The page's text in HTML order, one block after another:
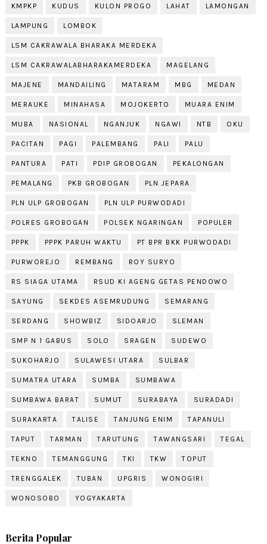
KMPKP KUDUS KULON PROGO LAHAT LAMONGAN
LAMPUNG LOMBOK
LSM CAKRAWALA BHARAKA MERDEKA
LSM CAKRAWALABHARAKAMERDEKA MAGELANG
MAJENE MANDAILING MATARAM MBG MEDAN
MERAUKE MINAHASA MOJOKERTO MUARA ENIM
MUBA NASIONAL NGANJUK NGAWI NTB OKU
PACITAN PAGI PALEMBANG PALI PALU
PANTURA PATI PDIP GROBOGAN PEKALONGAN
PEMALANG PKB GROBOGAN PLN JEPARA
PLN ULP GROBOGAN PLN ULP PURWODADI
POLRES GROBOGAN POLSEK NGARINGAN POPULER
PPPK PPPK PARUH WAKTU PT BPR BKK PURWODADI
PURWOREJO REMBANG ROY SURYO
RS SIAGA UTAMA RSUD KI AGENG GETAS PENDOWO
SAYUNG SEKDES ASEMRUDUNG SEMARANG
SERDANG SHOWBIZ SIDOARJO SLEMAN
SMP N 1 GABUS SOLO SRAGEN SUDEWO
SUKOHARJO SULAWESI UTARA SULBAR
SUMATRA UTARA SUMBA SUMBAWA
SUMBAWA BARAT SUMUT SURABAYA SURADADI
SURAKARTA TALISE TANJUNG ENIM TAPANULI
TAPUT TARMAN TARUTUNG TAWANGSARI TEGAL
TEKNO TEMANGGUNG TKI TKW TOPUT
TRENGGALEK TUBAN UPGRIS WONOGIRI
WONOSOBO YOGYAKARTA
Berita Popular